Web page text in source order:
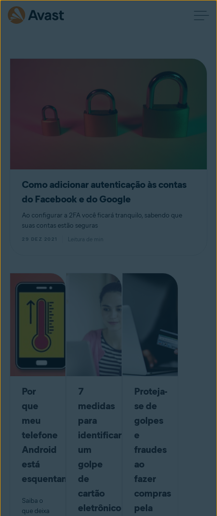
Como adicionar autenticação às contas
do Facebook e do Google
Ao configurar a 2FA você ficará tranquilo, sabendo que
suas contas estão seguras
29 DEZ 2021 Leitura de min
Por
que
meu
telefone
Android
está
esquentando?
Saiba o
que deixa
7
medidas
para
identificar
um
golpe
de
cartão
eletrônico
Proteja-
se de
golpes
e
fraudes
ao
fazer
compras
pela